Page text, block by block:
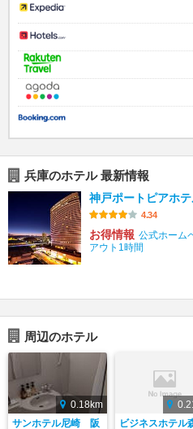
兵庫のホテル 最新情報
神戸ポートピアホ
4.34
お得情報 公式ホーム
アウト1時間
周辺のホテル
0.18km
サンホテル尼崎 阪
ビジネスホテル